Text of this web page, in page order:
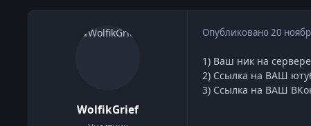
WolfikGrief
Опубликовано20
1) Ваш ник на
2) Ссылка на ВАШ
3) Ссылка на ВАШ